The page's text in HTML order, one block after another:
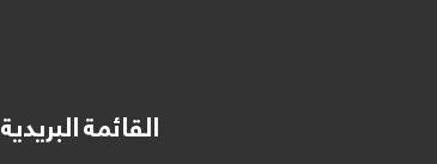
القائمة البريدية